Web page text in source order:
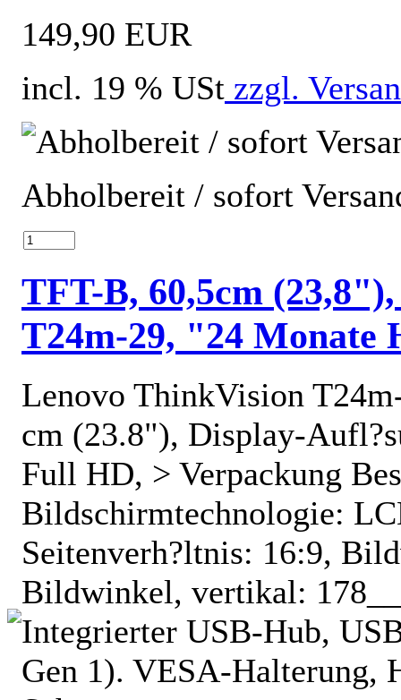
149,90 EUR
incl. 19 % USt zzgl.
Abholbereit / sofort
TFT-B, 60,5cm
T24m-29, "24 Monate
Lenovo ThinkVision
cm (23.8"), Display-
Full HD, > Verpackung
Bildschirmtechnologie:
Seitenverh?ltnis: 16:9,
Bildwinkel, vertikal:
Integrierter USB-Hub,
Gen 1). VESA-Halterung,